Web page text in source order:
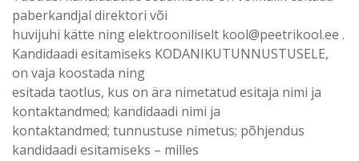
paberkandjal direktori või
huvijuhi kätte ning elektrooniliselt kool@peetrikool.ee .
Kandidaadi esitamiseks KODANIKUTUNNUSTUSELE,
on vaja koostada ning
esitada taotlus, kus on ära nimetatud esitaja nimi ja
kontaktandmed; kandidaadi nimi ja
kontaktandmed; tunnustuse nimetus; põhjendus
kandidaadi esitamiseks – milles